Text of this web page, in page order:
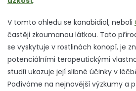
V tomto ohledu se kanabidiol, neboli
častěji zkoumanou látkou. Tato
se vyskytuje v rostlinách konopí, je
potenciálními terapeutickými
studií ukazuje její slibné účinky v
Podíváme na nejnovější výzkumy a